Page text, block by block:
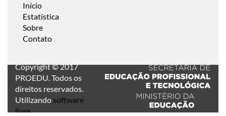
Início
Estatística
Sobre
Contato
Copyright © 2017
PROEDU. Todos os
direitos reservados.
Utilizando software
livre.